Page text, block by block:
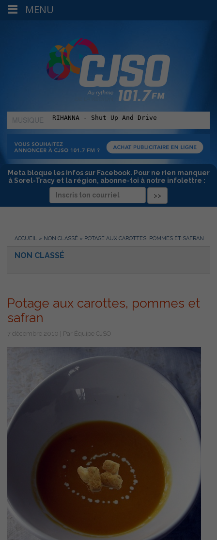
MUSIQUE
:
Meta bloque les infos sur Facebook. Pour ne rien manquer
à Sorel-Tracy et la région, abonne-toi à notre infolettre :
ACCUEIL » NON CLASSÉ » POTAGE AUX CAROTTES, POMMES ET SAFRAN
NON CLASSÉ
Potage aux carottes, pommes et
safran
7 décembre 2010 | Par Équipe CJSO
MENU